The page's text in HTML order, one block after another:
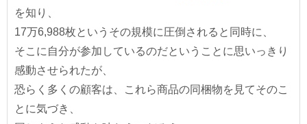
を知り、
17万6,988枚というその規模に圧倒されると同時に、
そこに自分が参加しているのだということに思いっきり
感動させられたが、
恐らく多くの顧客は、これら商品の同梱物を見てそのこ
とに気づき、